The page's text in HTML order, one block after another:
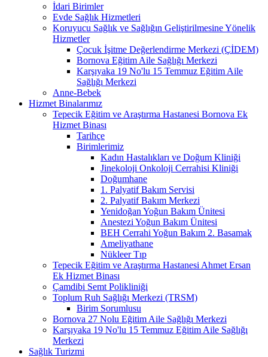
İdari Birimler
Evde Sağlık Hizmetleri
Koruyucu Sağlık ve Sağlığın Geliştirilmesine Yönelik
Hizmetler
Çocuk İşitme Değerlendirme Merkezi (ÇİDEM)
Bornova Eğitim Aile Sağlığı Merkezi
Karşıyaka 19 No'lu 15 Temmuz Eğitim Aile
Sağlığı Merkezi
Anne-Bebek
Hizmet Binalarımız
Tepecik Eğitim ve Araştırma Hastanesi Bornova Ek
Hizmet Binası
Tarihçe
Birimlerimiz
Kadın Hastalıkları ve Doğum Kliniği
Jinekoloji Onkoloji Cerrahisi Kliniği
Doğumhane
1. Palyatif Bakım Servisi
2. Palyatif Bakım Merkezi
Yenidoğan Yoğun Bakım Ünitesi
Anestezi Yoğun Bakım Ünitesi
BEH Cerrahi Yoğun Bakım 2. Basamak
Ameliyathane
Nükleer Tıp
Tepecik Eğitim ve Araştırma Hastanesi Ahmet Ersan
Ek Hizmet Binası
Çamdibi Semt Polikliniği
Toplum Ruh Sağlığı Merkezi (TRSM)
Birim Sorumlusu
Bornova 27 Nolu Eğitim Aile Sağlığı Merkezi
Karşıyaka 19 No'lu 15 Temmuz Eğitim Aile Sağlığı
Merkezi
Sağlık Turizmi